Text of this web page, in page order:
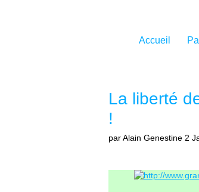
Accueil
La liberté
!
par Alain Genestine 2